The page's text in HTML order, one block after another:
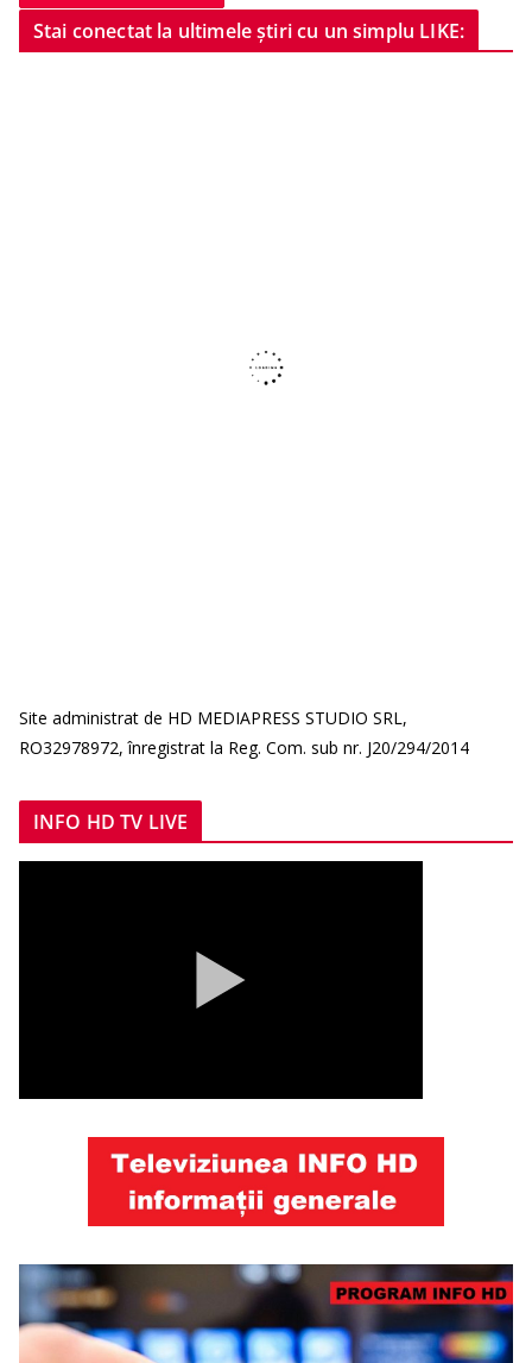
Stai conectat la ultimele știri cu un simplu LIKE:
Site administrat de HD MEDIAPRESS STUDIO SRL,
RO32978972, înregistrat la Reg. Com. sub nr. J20/294/2014
INFO HD TV LIVE